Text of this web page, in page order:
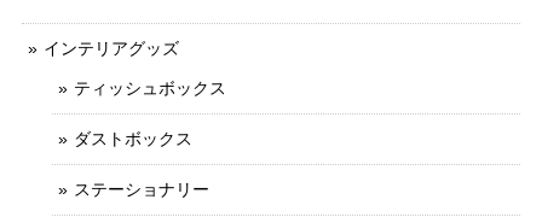
インテリアグッズ
ティッシュボックス
ダストボックス
ステーショナリー